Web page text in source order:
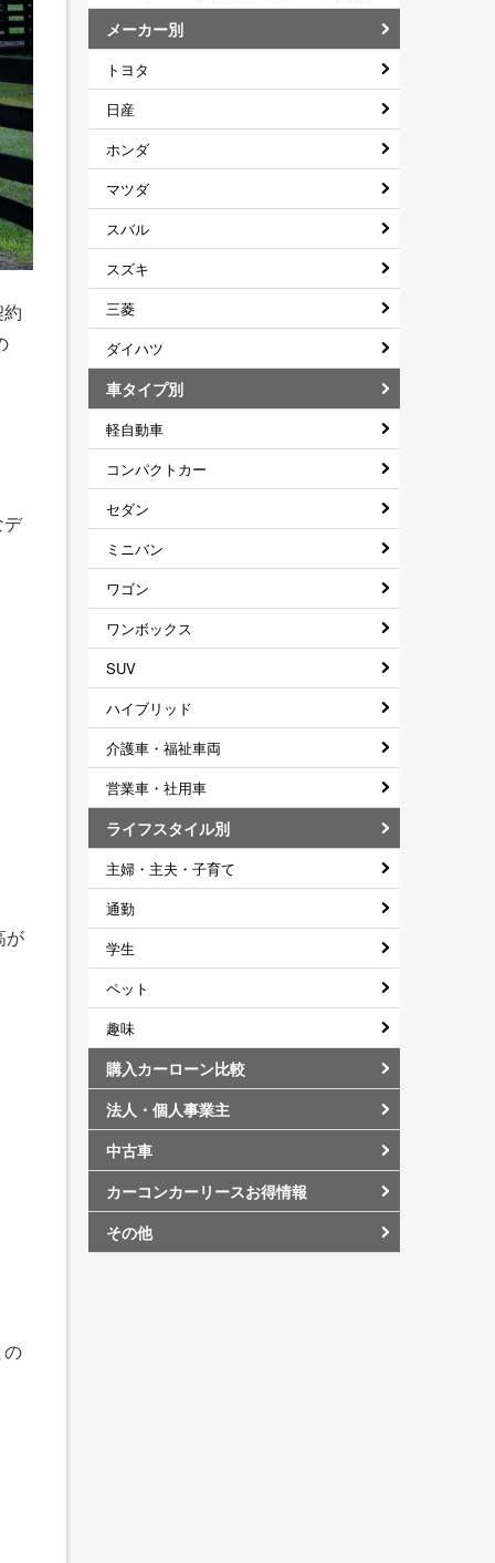
が
メーカー別
トヨタ
日産
ホンダ
マツダ
スバル
スズキ
三菱
ダイハツ
車タイプ別
軽自動車
コンパクトカー
セダン
ミニバン
ワゴン
ワンボックス
SUV
ハイブリッド
介護車・福祉車両
営業車・社用車
ライフスタイル別
主婦・主夫・子育て
通勤
学生
ペット
趣味
購入カーローン比較
法人・個人事業主
中古車
カーコンカーリースお得情報
その他